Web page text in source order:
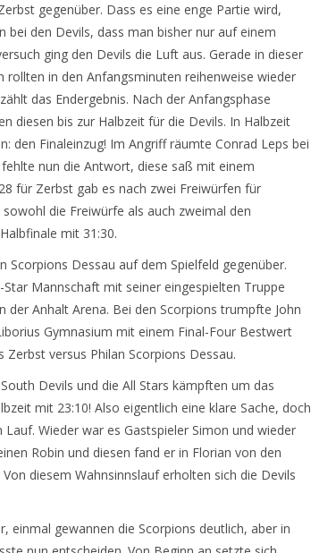
gegenüber. Dass es eine enge Partie wird,
den Devils, dass man bisher nur auf einem
ging den Devils die Luft aus. Gerade in dieser
in den Anfangsminuten reihenweise wieder
das Endergebnis. Nach der Anfangsphase
diesen bis zur Halbzeit für die Devils. In Halbzeit
den Finaleinzug! Im Angriff räumte Conrad Leps bei
nun die Antwort, diese saß mit einem
für Zerbst gab es nach zwei Freiwürfen für
die Freiwürfe als auch zweimal den
mit 31:30.
Scorpions Dessau auf dem Spielfeld gegenüber.
Mannschaft mit seiner eingespielten Truppe
der Anhalt Arena. Bei den Scorpions trumpfte John
Gymnasium mit einem Final-Four Bestwert
versus Philan Scorpions Dessau.
Devils und die All Stars kämpften um das
mit 23:10! Also eigentlich eine klare Sache, doch
Wieder war es Gastspieler Simon und wieder
Robin und diesen fand er in Florian von den
diesem Wahnsinnslauf erholten sich die Devils
einmal gewannen die Scorpions deutlich, aber in